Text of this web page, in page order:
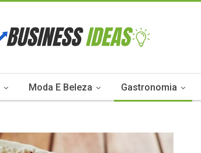
Moda E Beleza Gastronomia